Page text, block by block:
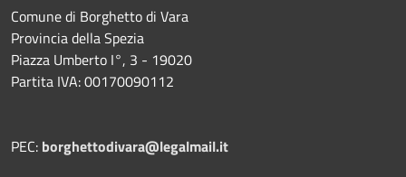
Comune di Borghetto di Vara
Provincia della Spezia
Piazza Umberto I°, 3 - 19020
Partita IVA: 00170090112
PEC: borghettodivara@legalmail.it